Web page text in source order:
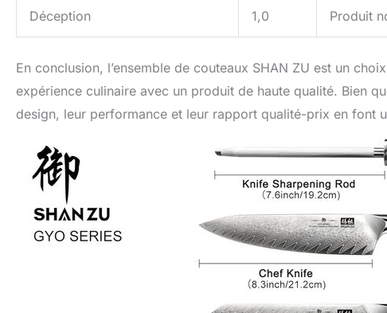
Déception 1,0 Produit
En conclusion, l’ensemble de couteaux SHAN ZU est un
expérience culinaire avec un produit de haute qualité. Bien
design, leur performance et leur rapport qualité-prix en font